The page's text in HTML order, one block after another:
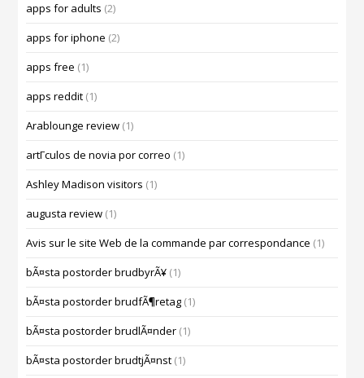
apps for adults (2)
apps for iphone (2)
apps free (1)
apps reddit (1)
Arablounge review (1)
artГ­culos de novia por correo (1)
Ashley Madison visitors (1)
augusta review (1)
Avis sur le site Web de la commande par correspondance (1)
bÃ¤sta postorder brudbyrÃ¥ (1)
bÃ¤sta postorder brudfÃ¶retag (1)
bÃ¤sta postorder brudlÃ¤nder (1)
bÃ¤sta postorder brudtjÃ¤nst (1)